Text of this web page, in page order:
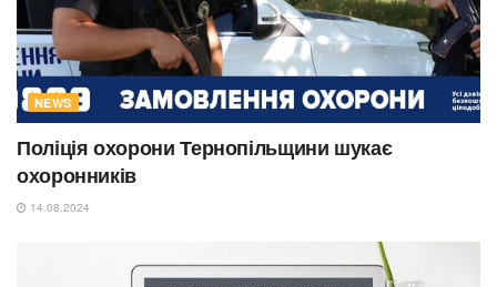
NEWS
Поліція охорони Тернопільщини шукає
охоронників
14.08.2024